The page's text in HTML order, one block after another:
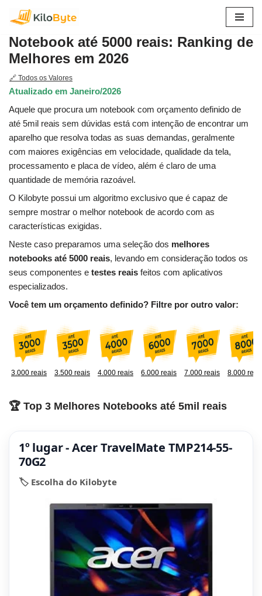
para
o
conteúdo
Notebook até 5000 reais: Ranking de
Melhores em 2026
🔗 Todos os Valores
Atualizado em Janeiro/2026
Aquele que procura um notebook com orçamento definido de
até 5mil reais sem dúvidas está com intenção de encontrar um
aparelho que resolva todas as suas demandas, geralmente
com maiores exigências em velocidade, qualidade da tela,
processamento e placa de vídeo, além é claro de uma
quantidade de memória razoável.
O Kilobyte possui um algoritmo exclusivo que é capaz de
sempre mostrar o melhor notebook de acordo com as
características exigidas.
Neste caso preparamos uma seleção dos melhores
notebooks até 5000 reais, levando em consideração todos os
seus componentes e testes reais feitos com aplicativos
especializados.
Você tem um orçamento definido? Filtre por outro valor:
3.000 reais 3.500 reais 4.000 reais 6.000 reais 7.000 reais 8.000
🏆 Top 3 Melhores Notebooks até 5mil reais
1º lugar - Acer TravelMate TMP214-55-
70G2
🏷️ Escolha do Kilobyte